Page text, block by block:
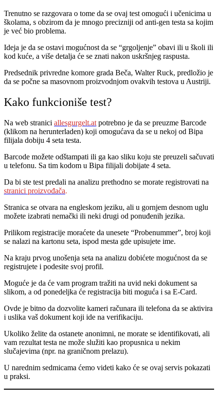
Trenutno se razgovara o tome da se ovaj test omogući i učenicima u
školama, s obzirom da je mnogo precizniji od anti-gen testa sa kojim
je već bio problema.
Ideja je da se ostavi mogućnost da se “grgoljenje” obavi ili u školi ili
kod kuće, a više detalja će se znati nakon uskršnjeg raspusta.
Predsednik privredne komore grada Beča, Walter Ruck, predložio je
da se počne sa masovnom proizvodnjom ovakvih testova u Austriji.
Kako funkcioniše test?
Na web stranici allesgurgelt.at potrebno je da se preuzme Barcode
(klikom na herunterladen) koji omogućava da se u nekoj od Bipa
filijala dobiju 4 seta testa.
Barcode možete odštampati ili ga kao sliku koju ste preuzeli sačuvati
u telefonu. Sa tim kodom u Bipa filijali dobijate 4 seta.
Da bi ste test predali na analizu prethodno se morate registrovati na
stranici proizvođača.
Stranica se otvara na engleskom jeziku, ali u gornjem desnom uglu
možete izabrati nemački ili neki drugi od ponuđenih jezika.
Prilikom registracije moraćete da unesete “Probenummer”, broj koji
se nalazi na kartonu seta, ispod mesta gde upisujete ime.
Na kraju prvog unošenja seta na analizu dobićete mogućnost da se
registrujete i podesite svoj profil.
Moguće je da će vam program tražiti na uvid neki dokument sa
slikom, a od ponedeljka će registracija biti moguća i sa E-Card.
Ovde je bitno da dozvolite kameri računara ili telefona da se aktivira
i uslika vaš dokument koji ide na verifikaciju.
Ukoliko želite da ostanete anonimni, ne morate se identifikovati, ali
vam rezultat testa ne može služiti kao propusnica u nekim
slučajevima (npr. na graničnom prelazu).
U narednim sedmicama ćemo videti kako će se ovaj servis pokazati
u praksi.